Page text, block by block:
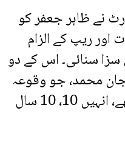
کورٹ نے ظاہر جعفر کو
ریپ کے الزام
سزا سنائی۔ اس کے دو
جان محمد، جو وقوعہ
کے وقت گھر میں موجود تھے، انہیں 10، 10 سال